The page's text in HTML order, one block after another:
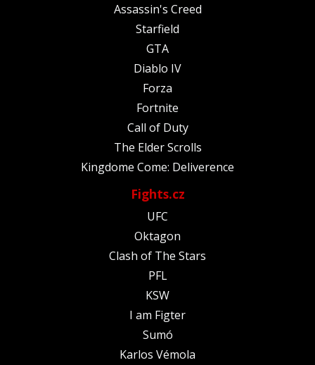
Assassin's Creed
Starfield
GTA
Diablo IV
Forza
Fortnite
Call of Duty
The Elder Scrolls
Kingdome Come: Deliverence
Fights.cz
UFC
Oktagon
Clash of The Stars
PFL
KSW
I am Figter
Sumó
Karlos Vémola